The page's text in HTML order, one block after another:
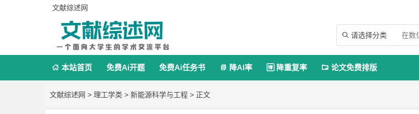
文献综述网
 请选择分类
 本站首页 免费Ai开题 免费Ai任务书  降AI率  降重复率  论文免费排版
文献综述网 > 理工学类 > 新能源科学与工程 > 正文